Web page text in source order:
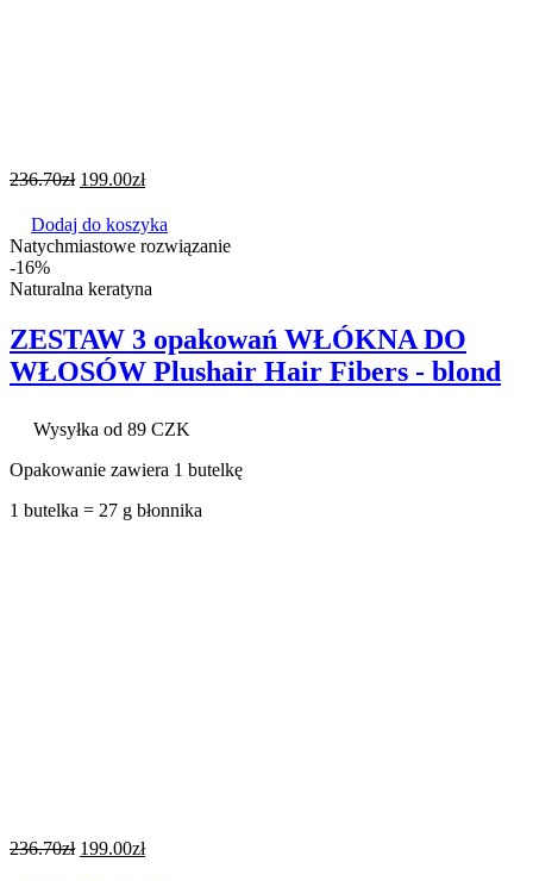
236.70zł 199.00zł
Dodaj do koszyka
Natychmiastowe rozwiązanie
-16%
Naturalna keratyna
ZESTAW 3 opakowań WŁÓKNA DO
WŁOSÓW Plushair Hair Fibers - blond
Wysyłka od 89 CZK
Opakowanie zawiera 1 butelkę
1 butelka = 27 g błonnika
236.70zł 199.00zł